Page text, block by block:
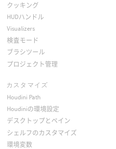
クッキング
HUDハンドル
Visualizers
検査モード
ブラシツール
プロジェクト管理
カスタマイズ
Houdini Path
Houdiniの環境設定
デスクトップとペイン
シェルフのカスタマイズ
環境変数